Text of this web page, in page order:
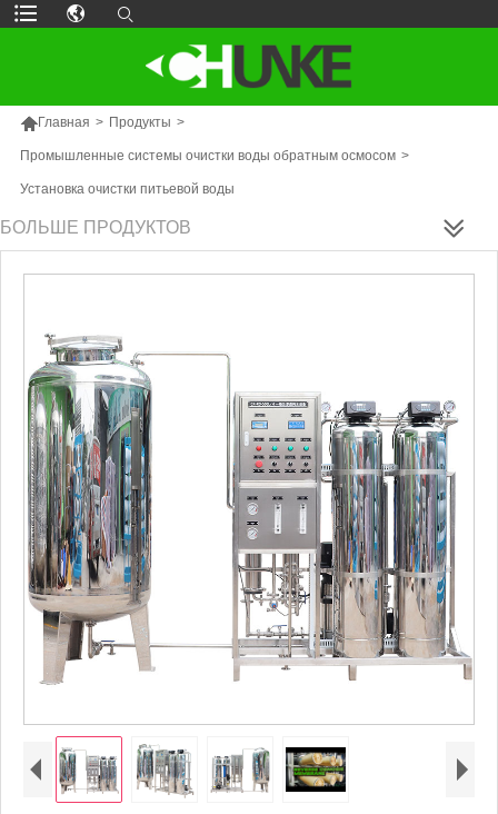
Главная > Продукты >
Промышленные системы очистки воды обратным осмосом >
Установка очистки питьевой воды
БОЛЬШЕ ПРОДУКТОВ